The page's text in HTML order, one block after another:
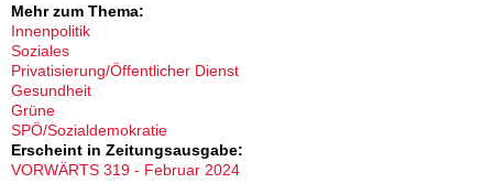
Mehr zum Thema:
Innenpolitik
Soziales
Privatisierung/Öffentlicher Dienst
Gesundheit
Grüne
SPÖ/Sozialdemokratie
Erscheint in Zeitungsausgabe:
VORWÄRTS 319 - Februar 2024